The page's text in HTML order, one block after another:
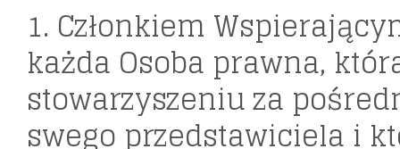
1. Członkiem
każda Osoba prawna,
stowarzyszeniu za
swego przedstawiciela i